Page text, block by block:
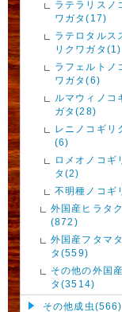
ラテラリスノ
ワガタ(17)
ラテロタルス
リクワガタ(1)
ラフェルトノ
ワガタ(6)
ルマウィノコ
ガタ(28)
レニノコギリ
(6)
ロメオノコギ
タ(2)
不明種ノコギ
外国産ヒラタ
(872)
外国産フタマ
タ(559)
その他の外国
タ(3514)
その他成虫(566)